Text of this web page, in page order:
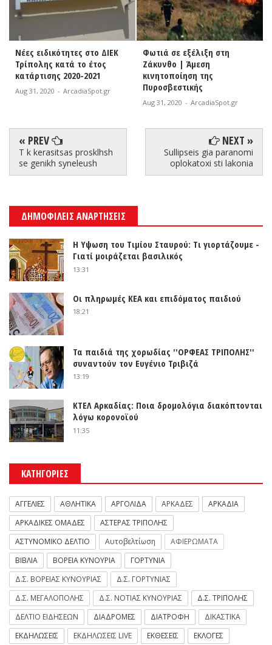
Νέες ειδικότητες στο ΔΙΕΚ
Τρίπολης κατά το έτος
κατάρτισης 2020-2021
Aug 31, 2020 - ArcadiaSpot.gr
Φωτιά σε εξέλιξη στη
Ζάκυνθο | Άμεση
κινητοποίηση της
Πυροσβεστικής
Aug 31, 2020 - ArcadiaSpot.gr
« PREV
T k kerasitsas prosklhsh
se genikh syneleush
NEXT »
Sullipseis gia paranomi
oplokatoxi sti lakonia
ΔΗΜΟΦΙΛΕΙΣ ΑΝΑΡΤΗΣΕΙΣ
Η Υψωση του Τιμίου Σταυρού: Τι γιορτάζουμε -
Γιατί μοιράζεται βασιλικός
13:31
Οι πληρωμές ΚΕΑ και επιδόματος παιδιού
18:21
Τα παιδιά της χορωδίας ''ΟΡΦΕΑΣ ΤΡΙΠΟΛΗΣ''
συναντούν τον Ευγένιο Τριβιζά
13:19
ΚΤΕΛ Αρκαδίας: Ποια δρομολόγια διακόπτονται
λόγω κορονοϊού
11:35
ΚΑΤΗΓΟΡΙΕΣ
ΑΓΓΕΛΙΕΣ ΑΘΛΗΤΙΚΑ ΑΡΓΟΛΙΔΑ ΑΡΚΑΔΕΣ
ΑΡΚΑΔΙΑ
ΑΡΚΑΔΙΚΕΣ ΟΜΑΔΕΣ
ΑΣΤΕΡΑΣ ΤΡΙΠΟΛΗΣ
ΑΣΤΥΝΟΜΙΚΟ ΔΕΛΤΙΟ
Αυτοβελτίωση
ΑΦΙΕΡΩΜΑΤΑ
ΒΙΒΛΙΑ
ΒΟΡΕΙΑ ΚΥΝΟΥΡΙΑ
ΓΟΡΤΥΝΙΑ
Δ.Σ. ΒΟΡΕΙΑΣ ΚΥΝΟΥΡΙΑΣ
Δ.Σ. ΓΟΡΤΥΝΙΑΣ
Δ.Σ. ΜΕΓΑΛΟΠΟΛΗΣ
Δ.Σ. ΝΟΤΙΑΣ ΚΥΝΟΥΡΙΑΣ
Δ.Σ. ΤΡΙΠΟΛΗΣ
ΔΕΛΤΙΟ ΕΙΔΗΣΕΩΝ
ΔΙΑΔΡΟΜΕΣ ΔΙΑΤΡΟΦΗ
ΔΙΚΑΣΤΙΚΑ
ΕΚΔΗΛΩΣΕΙΣ
ΕΚΔΗΛΩΣΕΙΣ LIVE ΕΚΘΕΣΕΙΣ
ΕΚΛΟΓΕΣ